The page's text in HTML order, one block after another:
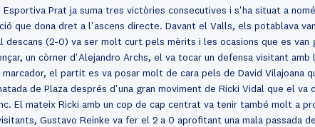
Esportiva Prat ja suma tres victòries consecutives i s'ha situat a
que dona dret a l'ascens directe. Davant el Valls, els potablava
descans (2-0) va ser molt curt pels mèrits i les ocasions que es van
un còrner d'Alejandro Archs, el va tocar un defensa visitant
marcador, el partit es va posar molt de cara pels de David Vilajoana
de Plaza després d'una gran moviment de Ricki Vidal que el
El mateix Ricki amb un cop de cap centrat va tenir també molt a
Gustavo Reinke va fer el 2 a 0 aprofitant una mala passada